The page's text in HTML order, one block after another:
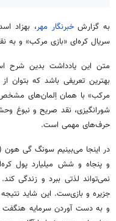
به گزارشخبرنگار مهر، بهزاد
سریال کره‌ای «بازی مرکب» و به
متن این یادداشت بدین
بهترین تعریفی باشد که بتوان
مرکب» با همان اِلمان‌های
شورانگیزی، نقد صریح و نبوغ
حرف‌های مهمی است.
در اینجا می‌بینیم سونگ گی هون
و پنجاه و شش میلیارد پول
نمی‌تواند لذتی ببرد و زندگی
جزیره و بازی‌ست. این شاید
و به دست آوردن سرمایه هنگفت